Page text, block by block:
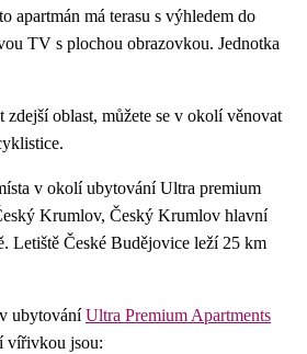
apartmán má terasu s výhledem do
TV s plochou obrazovkou. Jednotka
zdejší oblast, můžete se v okolí věnovat
v okolí ubytování Ultra premium
Krumlov, Český Krumlov hlavní
Letiště České Budějovice leží 25 km
ubytováníUltra Premium Apartments
vířivkou jsou: